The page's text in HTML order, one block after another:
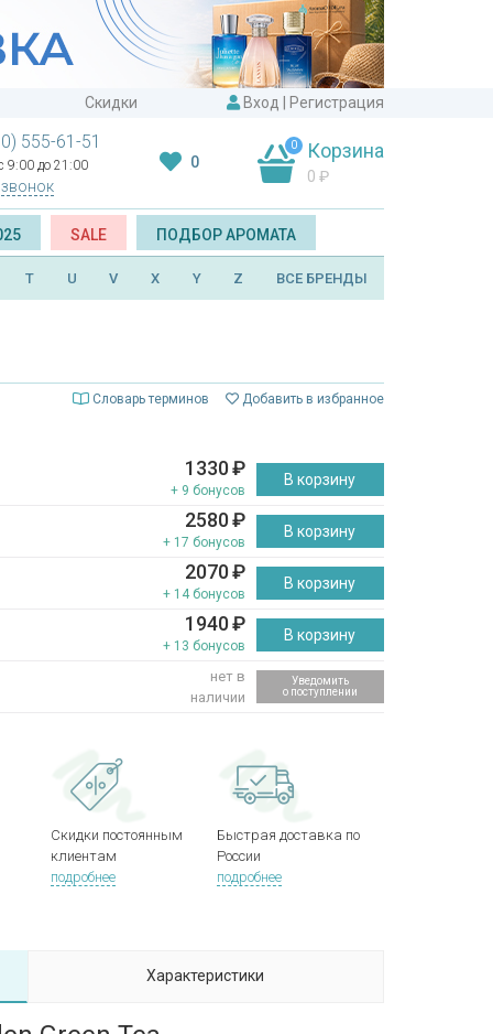
Скидки Вход Регистрация
555-61-51
9:00 до 21:00 0
0 Корзина
0 ₽
SALE ПОДБОР АРОМАТА
T U V X Y Z ВСЕ БРЕНДЫ
Словарь терминов Добавить в избранное
1330₽
+ 9 бонусов
В корзину
2580₽
+ 17 бонусов
В корзину
2070₽
+ 14 бонусов
В корзину
1940₽
+ 13 бонусов
В корзину
нет в
наличии
Уведомить
о поступлении
Скидки постоянным
клиентам
подробнее
Быстрая доставка по
России
подробнее
Характеристики